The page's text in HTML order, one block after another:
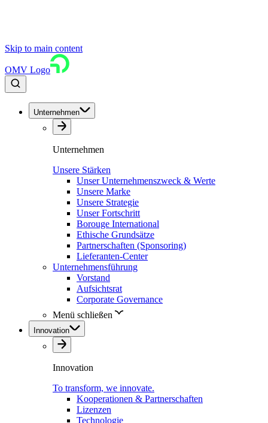
Skip to main content
OMV Logo
Unternehmen
Unternehmen
Unsere Stärken
Unser Unternehmenszweck & Werte
Unsere Marke
Unsere Strategie
Unser Fortschritt
Borouge International
Ethische Grundsätze
Partnerschaften (Sponsoring)
Lieferanten-Center
Unternehmensführung
Vorstand
Aufsichtsrat
Corporate Governance
Menü schließen
Innovation
Innovation
To transform, we innovate.
Kooperationen & Partnerschaften
Lizenzen
Technologie